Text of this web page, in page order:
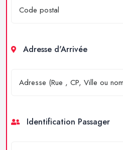
Adresse d'Arrivée
Identification Passager